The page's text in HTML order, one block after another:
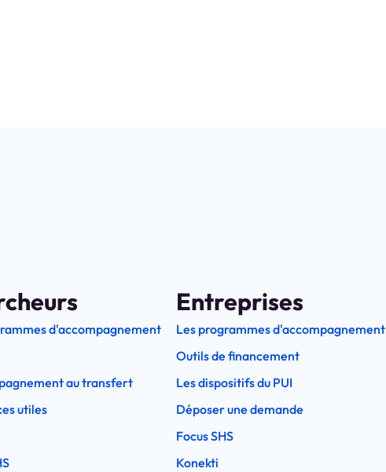
d'accompagnement
au transfert
utiles
Entreprises
Les programmes d'accompagnement
Outils de financement
Les dispositifs du PUI
Déposer une demande
Focus SHS
Konekti